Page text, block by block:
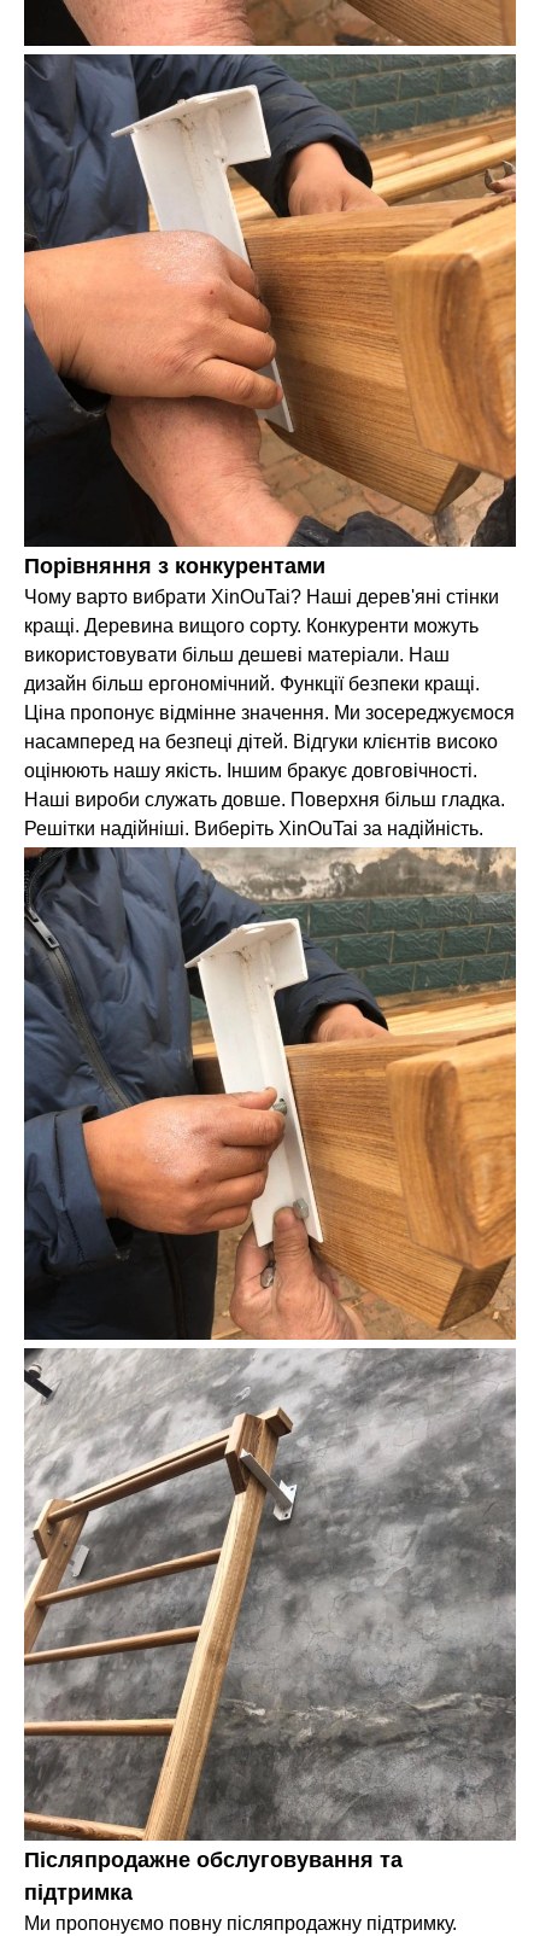
Порівняння з конкурентами
Чому варто вибрати XinOuTai? Наші дерев'яні стінки
кращі. Деревина вищого сорту. Конкуренти можуть
використовувати більш дешеві матеріали. Наш
дизайн більш ергономічний. Функції безпеки кращі.
Ціна пропонує відмінне значення. Ми зосереджуємося
насамперед на безпеці дітей. Відгуки клієнтів високо
оцінюють нашу якість. Іншим бракує довговічності.
Наші вироби служать довше. Поверхня більш гладка.
Решітки надійніші. Виберіть XinOuTai за надійність.
Післяпродажне обслуговування та
підтримка
Ми пропонуємо повну післяпродажну підтримку.